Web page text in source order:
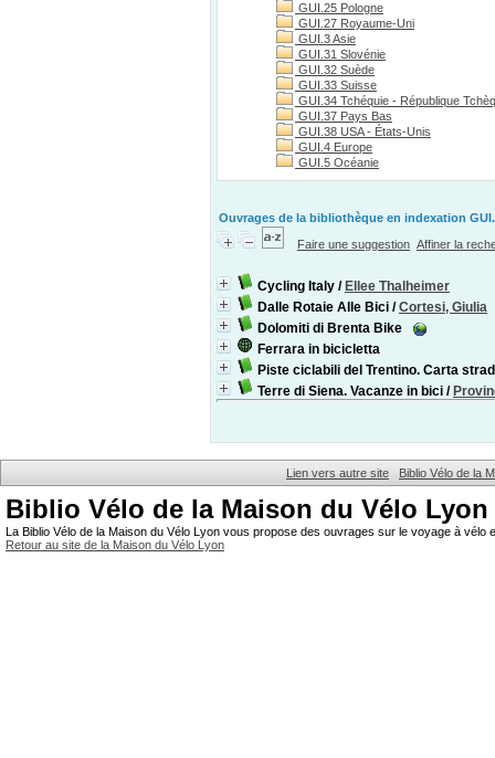
GUI.25 Pologne
GUI.27 Royaume-Uni
GUI.3 Asie
GUI.31 Slovénie
GUI.32 Suède
GUI.33 Suisse
GUI.34 Tchéquie - République
GUI.37 Pays Bas
GUI.38 USA - États-Unis
GUI.4 Europe
GUI.5 Océanie
Ouvrages de la bibliothèque en indexation
Faire une suggestion Affiner la
Cycling Italy / Ellee Thalheimer
Dalle Rotaie Alle Bici /Cortesi, Giulia
Dolomiti di Brenta Bike
Ferrara in bicicletta
Piste ciclabili del Trentino. Carta
Terre di Siena. Vacanze in bici /
Lien vers autre site Biblio Vélo de la
Biblio Vélo de la Maison du Vélo Lyon
La Biblio Vélo de la Maison du Vélo Lyon vous propose des ouvrages sur le voyage à
Retour au site de la Maison du Vélo Lyon